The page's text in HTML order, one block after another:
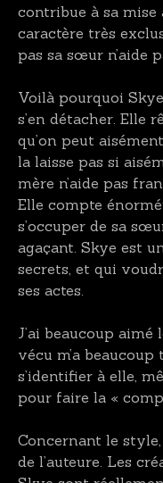
contribue à sa mise
caractère très
pas sa sœur n’aide
Voilà pourquoi
s’en détacher. Elle
qu’on peut
la laisse pas si
mère n’aide pas
Elle compte
s’occuper de sa
agaçant. Skye est
secrets, et qui
ses actes.
J’ai beaucoup
vécu m’a
s’identifier à elle,
pour faire la «
Concernant le
de l’auteure. Les